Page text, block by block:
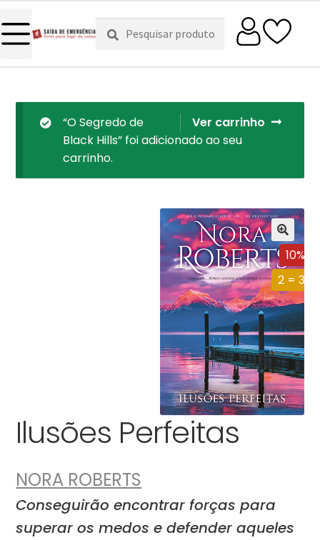
Pesquisar
por:
Pesquisa
Ver carrinho
“O Segredo de
Black Hills” foi adicionado ao seu
carrinho.
10%
2 = 3
Ilusões Perfeitas
NORA ROBERTS
Conseguirão encontrar forças para
superar os medos e defender aqueles